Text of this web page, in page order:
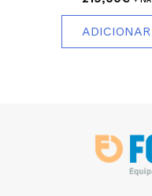
ADICIONAR